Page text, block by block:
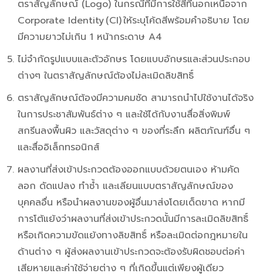
ตราสัญลักษณ์ (Logo) ในกรณีที่มีการใช้สีที่นอกเหนือจาก
Corporate Identity (CI) ให้ระบุโค้ดสีพร้อมคำอธิบาย โดย
มีความยาวไม่เกิน 1 หน้ากระดาษ A4
ไม่จํากัดรูปแบบและตัวอักษร โดยแบบอักษรและส่วนประกอบ
ต่างๆ ในตราสัญลักษณ์ต้องไม่ละเมิดลิขสิทธิ์
ตราสัญลักษณ์ต้องมีความคมชัด สามารถนําไปใช้งานได้จริง
ในการประชาสัมพันธ์ต่าง ๆ และใช้ได้กับงานสื่อสิ่งพิมพ์
สกรีนลงพื้นผิว และวัสดุต่าง ๆ ของที่ระลึก ผลิตภัณฑ์อื่น ๆ
และสื่ออิเล็กทรอนิกส์
ผลงานที่ส่งเข้าประกวดต้องออกแบบด้วยตนเอง ห้ามคัด
ลอก ดัดแปลง ทําซ้ำ และเลียนแบบตราสัญลักษณ์ของ
บุคคลอื่น หรือนําผลงานของผู้อื่นมาส่งโดยเด็ดขาด หากมี
การโต้แย้งว่าผลงานที่ส่งเข้าประกวดนั้นมีการละเมิดลิขสิทธิ์
หรือเกิดความขัดแย้งทางลิขสิทธิ์ หรือละเมิดต่อกฎหมายใน
ด้านต่าง ๆ ผู้ส่งผลงานเข้าประกวดจะต้องรับผิดชอบต่อค่า
เสียหายและค่าใช้จ่ายต่าง ๆ ที่เกิดขึ้นแต่เพียงผู้เดียว